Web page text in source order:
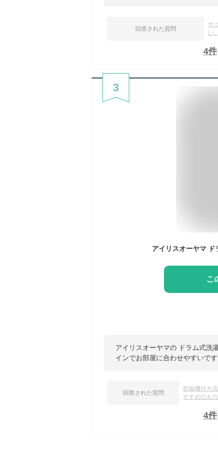
回答された質問
サ
い
4件
3
こ
アイリスオーヤマの ドラム式洗
インでお部屋に合わせやすいです
回答された質問
乾燥機付き
すすめのも
4件